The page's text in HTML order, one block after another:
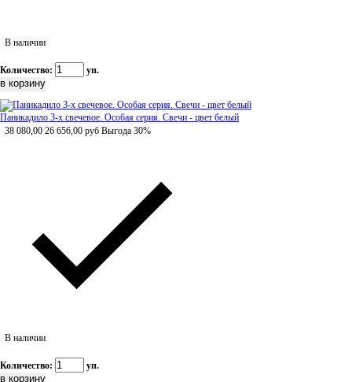
В наличии
Количество: уп.
Паникадило 3-х свечевое. Особая серия. Свечи - цвет белый
38 080,00 26 656,00 руб Выгода 30%
В наличии
Количество: уп.